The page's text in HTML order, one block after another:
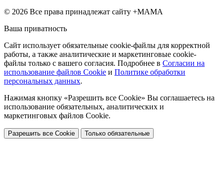
© 2026 Все права принадлежат сайту +МАМА
Ваша приватность
Сайт использует обязательные cookie-файлы для корректной
работы, а также аналитические и маркетинговые cookie-
файлы только с вашего согласия. Подробнее в Согласии на
использование файлов Cookie и Политике обработки
персональных данных.
Нажимая кнопку «Разрешить все Cookie» Вы соглашаетесь на
использование обязательных, аналитических и
маркетинговых файлов Cookie.
Разрешить все Cookie Только обязательные